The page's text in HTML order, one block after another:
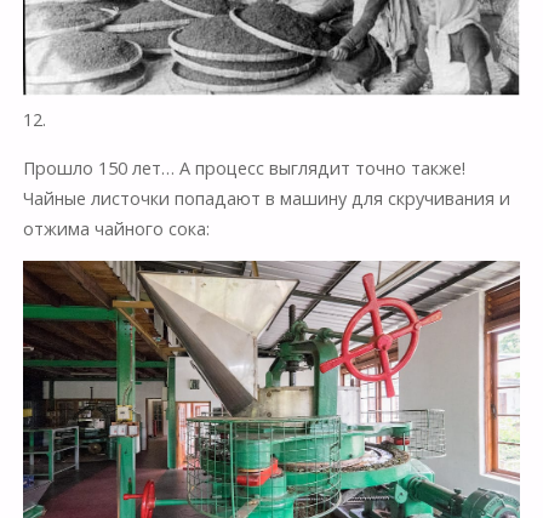
12.
Прошло 150 лет… А процесс выглядит точно также!
Чайные листочки попадают в машину для скручивания и
отжима чайного сока: